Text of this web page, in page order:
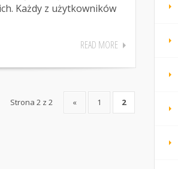
Każdy z użytkowników
READ MORE
Strona 2 z 2 « 1 2